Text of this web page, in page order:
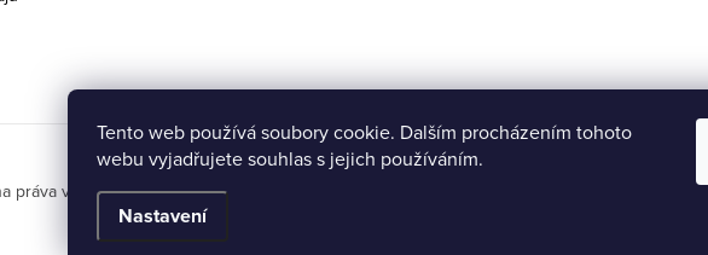
Tento web používá soubory cookie. Dalším procházením tohoto
webu vyjadřujete souhlas s jejich používáním.
Nastavení
práva vyhrazena.